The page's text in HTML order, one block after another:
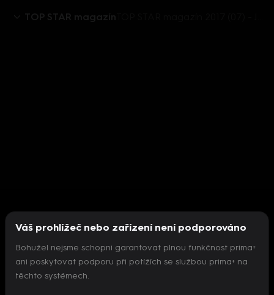
TOP STAR magazín
Nepodařilo se inicializovat přehrávač
Váš prohlížeč nebo zařízení není podporováno
Bohužel nejsme schopni garantovat plnou funkčnost prima+
ani poskytovat podporu při potížích se službou prima+ na
těchto systémech.